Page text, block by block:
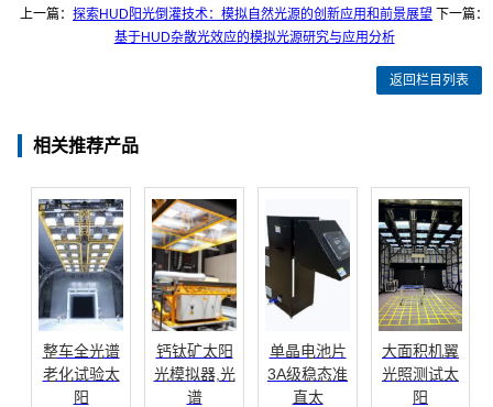
上一篇：探索HUD阳光倒灌技术：模拟自然光源的创新应用和前景展望 下一篇：
基于HUD杂散光效应的模拟光源研究与应用分析
返回栏目列表
相关推荐产品
整车全光谱
老化试验太
阳
钙钛矿太阳
光模拟器,光
谱
单晶电池片
3A级稳态准
直太
大面积机翼
光照测试太
阳